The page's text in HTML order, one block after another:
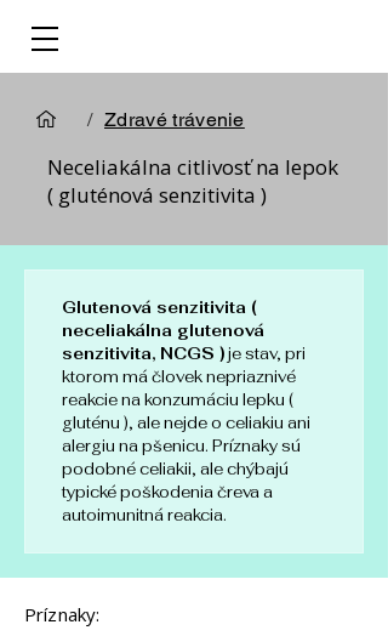
/ Zdravé trávenie
Neceliakálna citlivosť na lepok
( gluténová senzitivita )
Glutenová senzitivita (
neceliakálna glutenová
senzitivita, NCGS ) je stav, pri
ktorom má človek nepriaznivé
reakcie na konzumáciu lepku (
gluténu ), ale nejde o celiakiu ani
alergiu na pšenicu. Príznaky sú
podobné celiakii, ale chýbajú
typické poškodenia čreva a
autoimunitná reakcia.
Príznaky: